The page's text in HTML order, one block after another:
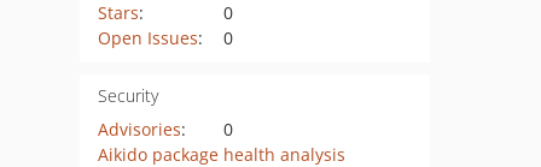
Stars:
0
Open Issues: 0
Security
Advisories:
0
Aikido package health analysis